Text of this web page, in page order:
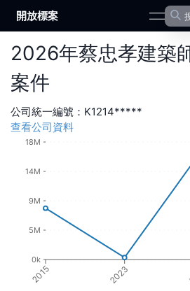
開放標案 open
2026年蔡忠孝建築
案件
公司統一編號： K1214*****
查看公司資料
2015 2023
0k
5M
9M
14M
18M